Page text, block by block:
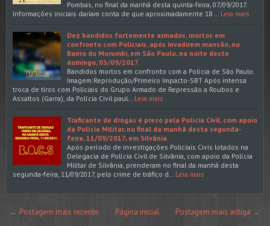
Pombas, no final da manhã desta quinta-feira, 07/09/2017.
Informações iniciais dariam conta de que aproximadamente 18 …
Leia mais
Dez bandidos fortemente armados, mortos em
confronto com Policiais, após invadirem mansão, no
Bairro do Morumbi, em São Paulo, na noite deste
domingo, 03/09/2017.
Bandidos mortos em confronto com a Polícia de São Paulo.
Imagem:Reprodução/Primeiro Impacto-SBT Após intensa
troca de tiros com Policiais do Grupo Armado de Repressão a Roubos e
Assaltos (Garra), da Polícia Civil paul…
Leia mais
Traficante de drogas é preso pela Polícia Civil, com apoio
da Polícia Militar, no final da manhã desta segunda-
feira, 11/09/2017, em Silvânia.
Após período de investigações Policiais Civis lotados na
Delegacia de Polícia Civil de Silvânia, com apoio da Polícia
Militar de Silvânia, prenderam no final da manhã desta
segunda-feira, 11/09/2017, pelo crime de tráfico d…
Leia mais
← Postagem mais recente Postagem mais antiga →
Página inicial